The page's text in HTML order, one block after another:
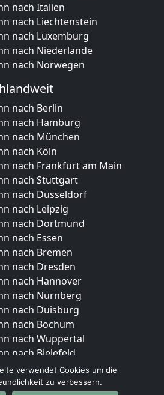
nach Italien
nach Liechtenstein
nach Luxemburg
nach Niederlande
nach Norwegen
nach Berlin
nach Hamburg
nach München
nach Köln
nach Frankfurt am Main
nach Stuttgart
nach Düsseldorf
nach Leipzig
nach Dortmund
nach Essen
nach Bremen
nach Dresden
nach Hannover
nach Nürnberg
nach Duisburg
nach Bochum
nach Wuppertal
nach Bielefeld
nach Bonn
nach Münster
verwendet Cookies um die
zu verbessern.